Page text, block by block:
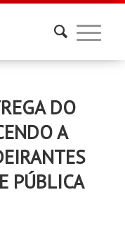
DO
A
PÚBLICA